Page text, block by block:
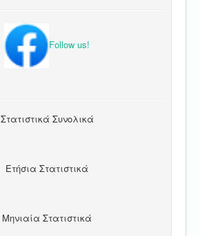
Follow us!
Στατιστικά Συνολικά
Ετήσια Στατιστικά
Μηνιαία Στατιστικά